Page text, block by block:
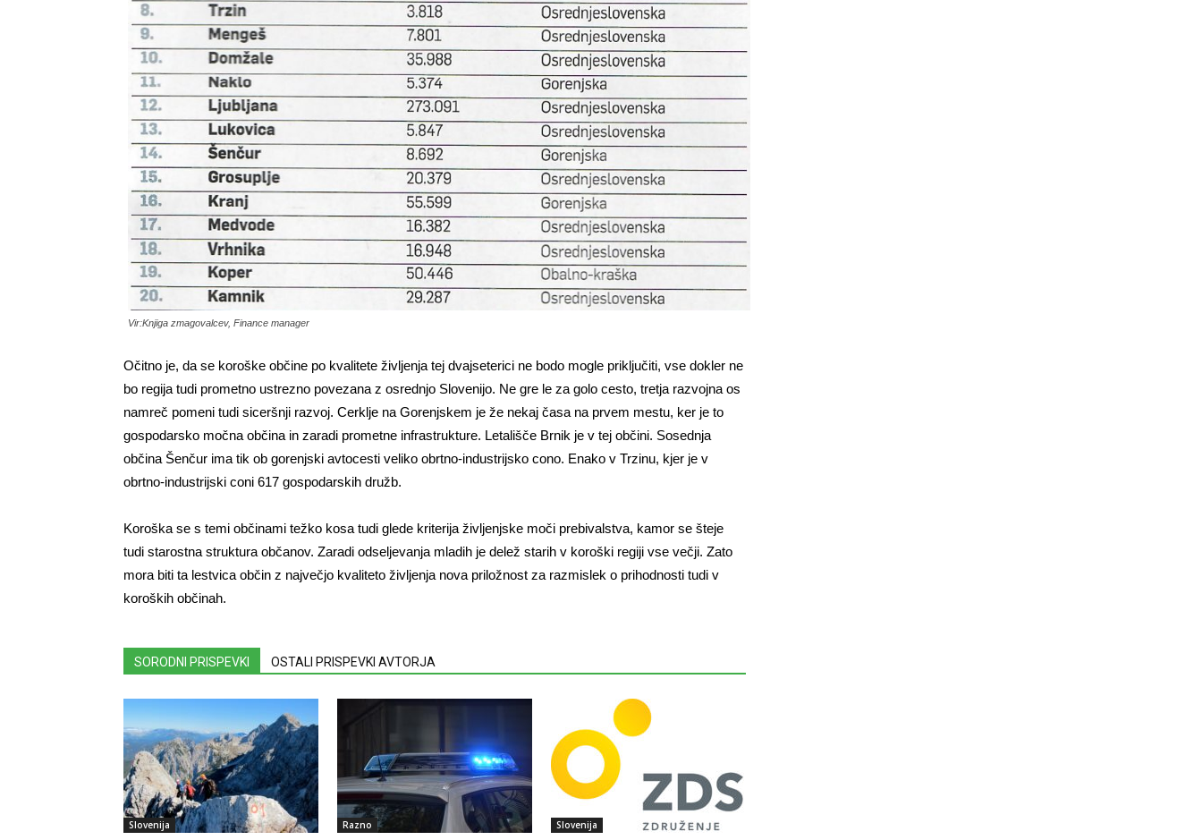
Vir:Knjiga zmagovalcev, Finance manager
Očitno je, da se koroške občine po kvalitete življenja tej dvajseterici ne bodo mogle priključiti, vse dokler ne
bo regija tudi prometno ustrezno povezana z osrednjo Slovenijo. Ne gre le za golo cesto, tretja razvojna os
namreč pomeni tudi siceršnji razvoj. Cerklje na Gorenjskem je že nekaj časa na prvem mestu, ker je to
gospodarsko močna občina in zaradi prometne infrastrukture. Letališče Brnik je v tej občini. Sosednja
občina Šenčur ima tik ob gorenjski avtocesti veliko obrtno-industrijsko cono. Enako v Trzinu, kjer je v
obrtno-industrijski coni 617 gospodarskih družb.
Koroška se s temi občinami težko kosa tudi glede kriterija življenjske moči prebivalstva, kamor se šteje
tudi starostna struktura občanov. Zaradi odseljevanja mladih je delež starih v koroški regiji vse večji. Zato
mora biti ta lestvica občin z največjo kvaliteto življenja nova priložnost za razmislek o prihodnosti tudi v
koroških občinah.
SORODNI PRISPEVKI OSTALI PRISPEVKI AVTORJA
Slovenija Razno Slovenija